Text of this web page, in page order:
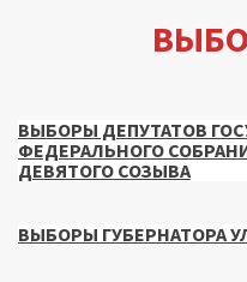
ВЫБОРЫ ДЕПУТАТОВ
ФЕДЕРАЛЬНОГО
ДЕВЯТОГО СОЗЫВА
ВЫБОРЫ ГУБЕРНАТОРА